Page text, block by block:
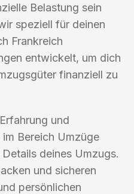
Belastung sein
speziell für deinen
Frankreich
entwickelt, um dich
finanziell zu
und
Bereich Umzüge
deines Umzugs.
und sicheren
persönlichen